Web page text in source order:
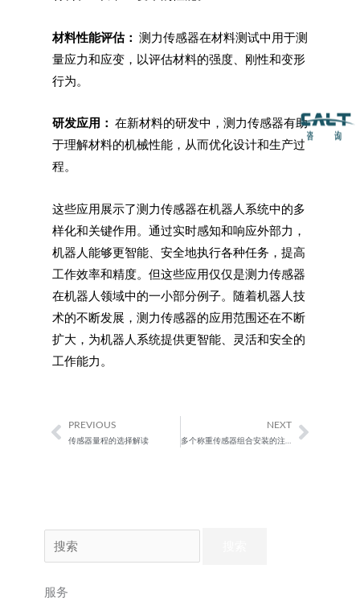
材料性能评估： 测力传感器在材料测试中用于测
量应力和应变，以评估材料的强度、刚性和变形
行为。
研发应用： 在新材料的研发中，测力传感器有助
于理解材料的机械性能，从而优化设计和生产过
程。
这些应用展示了测力传感器在机器人系统中的多
样化和关键作用。通过实时感知和响应外部力，
机器人能够更智能、安全地执行各种任务，提高
工作效率和精度。但这些应用仅仅是测力传感器
在机器人领域中的一小部分例子。随着机器人技
术的不断发展，测力传感器的应用范围还在不断
扩大，为机器人系统提供更智能、灵活和安全的
工作能力。
Prev
PREVIOUS
传感器量程的选择解读
NEXT
多个称重传感器组合安装的注意事项 Next
索：
服务